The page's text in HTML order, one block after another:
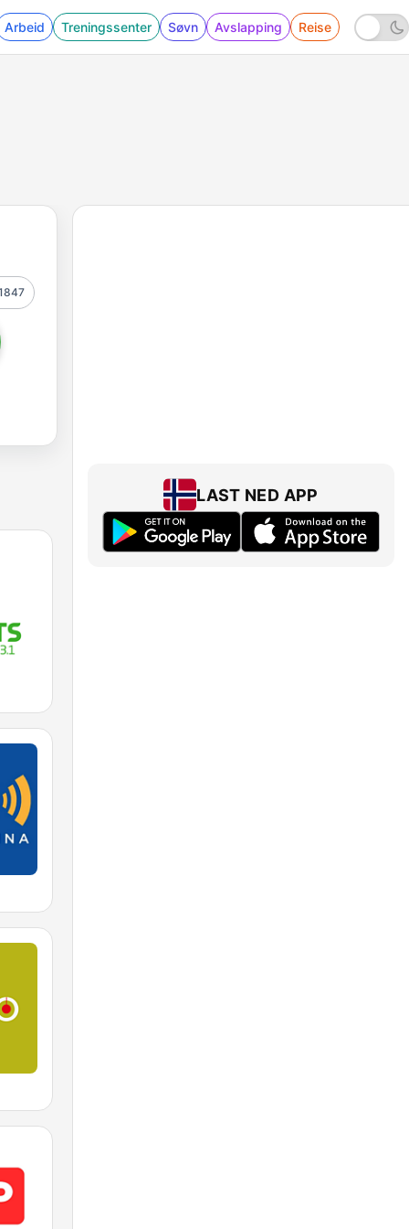
Arbeid Treningssenter Søvn Avslapping Reise
LAST NED APP